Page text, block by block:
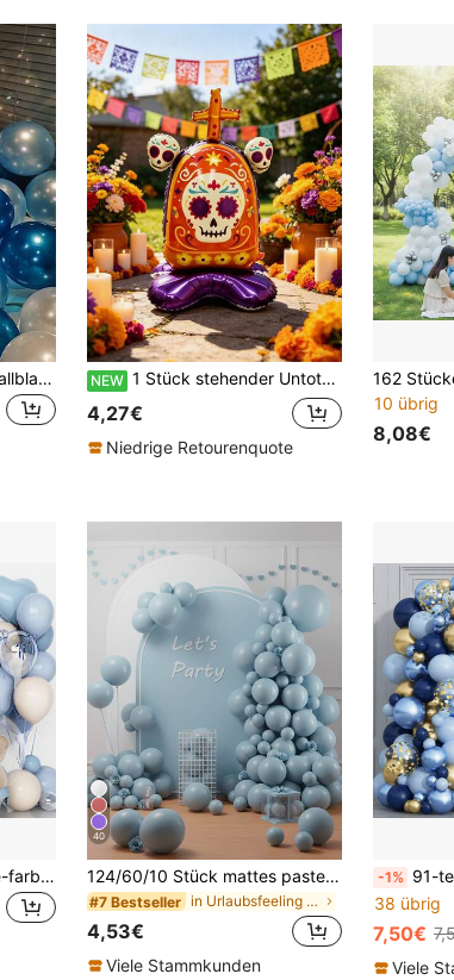
60 Stück/Set 10-Zoll Metallblau + Perlweiß + Perlblau Latex Luftballons, geeignet für Hochzeit, Geburtstag, Jahrestag, Gender Reveal Party, Abschlussfeier Dekorations Luftballons NEW 1 Stück stehender Untoter Skelett Kreuz Grabstein Thema Aluminiumfolien Ballon, geeignet für Tag der Toten, Tag der Toten Dekoration, Halloween Party, Outdoor Foto Requisite, Horror Geisterhaus Requisite Dekoration
4,27€
Niedrige Retourenquote
10 übrig
8,08€
12" 5" blaue, weiße, nude-farbene herzförmige Latex Ballons, 20" klare Bubble Ballons, Geburtstag, Jahrestag, Hochzeit, Silvester Deko, Taufe, Baby-Shower Party Zubehör
40
124/60/10 Stück mattes pastellfarbenes neblig blaues Latex Ballon Bogen Girlande Set, 5/10/12/18 Zoll Multi-Größe Helium Ballons, Boho Dekoration für Hochzeit, Verlobung, Brautparty, Jahrestag, Geburtstag, Abschluss, Gender Reveal Party Zubehör
#7 Bestseller in Urlaubsfeeling Luftballons
4,53€
Viele Stammkunden
-1% 91-teiliges Ballon-Girlanden-Bogen-Set
38 übrig
7,50€
Viele